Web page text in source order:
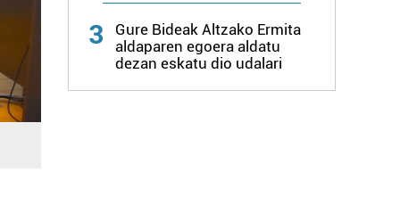
3
Gure Bideak Altzako Ermita
aldaparen egoera aldatu
dezan eskatu dio udalari